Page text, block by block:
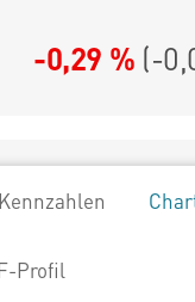
-0,29 % (-
Profil